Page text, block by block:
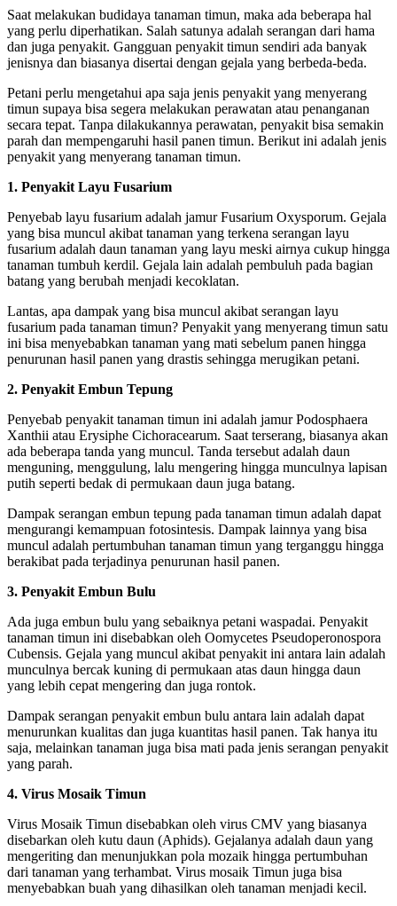
Saat melakukan budidaya tanaman timun, maka ada beberapa hal
yang perlu diperhatikan. Salah satunya adalah serangan dari hama
dan juga penyakit. Gangguan penyakit timun sendiri ada banyak
jenisnya dan biasanya disertai dengan gejala yang berbeda-beda.
Petani perlu mengetahui apa saja jenis penyakit yang menyerang
timun supaya bisa segera melakukan perawatan atau penanganan
secara tepat. Tanpa dilakukannya perawatan, penyakit bisa semakin
parah dan mempengaruhi hasil panen timun. Berikut ini adalah jenis
penyakit yang menyerang tanaman timun.
1. Penyakit Layu Fusarium
Penyebab layu fusarium adalah jamur Fusarium Oxysporum. Gejala
yang bisa muncul akibat tanaman yang terkena serangan layu
fusarium adalah daun tanaman yang layu meski airnya cukup hingga
tanaman tumbuh kerdil. Gejala lain adalah pembuluh pada bagian
batang yang berubah menjadi kecoklatan.
Lantas, apa dampak yang bisa muncul akibat serangan layu
fusarium pada tanaman timun? Penyakit yang menyerang timun satu
ini bisa menyebabkan tanaman yang mati sebelum panen hingga
penurunan hasil panen yang drastis sehingga merugikan petani.
2. Penyakit Embun Tepung
Penyebab penyakit tanaman timun ini adalah jamur Podosphaera
Xanthii atau Erysiphe Cichoracearum. Saat terserang, biasanya akan
ada beberapa tanda yang muncul. Tanda tersebut adalah daun
menguning, menggulung, lalu mengering hingga munculnya lapisan
putih seperti bedak di permukaan daun juga batang.
Dampak serangan embun tepung pada tanaman timun adalah dapat
mengurangi kemampuan fotosintesis. Dampak lainnya yang bisa
muncul adalah pertumbuhan tanaman timun yang terganggu hingga
berakibat pada terjadinya penurunan hasil panen.
3. Penyakit Embun Bulu
Ada juga embun bulu yang sebaiknya petani waspadai. Penyakit
tanaman timun ini disebabkan oleh Oomycetes Pseudoperonospora
Cubensis. Gejala yang muncul akibat penyakit ini antara lain adalah
munculnya bercak kuning di permukaan atas daun hingga daun
yang lebih cepat mengering dan juga rontok.
Dampak serangan penyakit embun bulu antara lain adalah dapat
menurunkan kualitas dan juga kuantitas hasil panen. Tak hanya itu
saja, melainkan tanaman juga bisa mati pada jenis serangan penyakit
yang parah.
4. Virus Mosaik Timun
Virus Mosaik Timun disebabkan oleh virus CMV yang biasanya
disebarkan oleh kutu daun (Aphids). Gejalanya adalah daun yang
mengeriting dan menunjukkan pola mozaik hingga pertumbuhan
dari tanaman yang terhambat. Virus mosaik Timun juga bisa
menyebabkan buah yang dihasilkan oleh tanaman menjadi kecil.